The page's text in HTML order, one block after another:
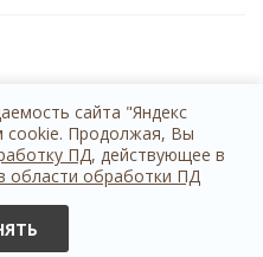
сайта "Яндекс
cookie. Продолжая, Вы
ПД, действующее в
области обработки ПД